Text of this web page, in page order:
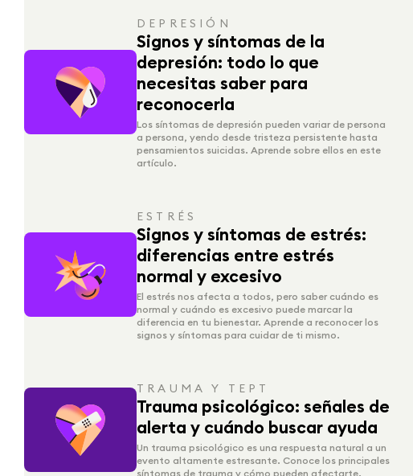
DEPRESIÓN
Signos y síntomas de la
depresión: todo lo que
necesitas saber para
reconocerla
Los síntomas de depresión pueden variar de persona
a persona, yendo desde tristeza persistente hasta
pensamientos suicidas. Aprende sobre ellos en este
artículo.
ESTRÉS
Signos y síntomas de estrés:
diferencias entre estrés
normal y excesivo
El estrés nos afecta a todos, pero saber cuándo es
normal y cuándo es excesivo puede marcar la
diferencia en tu bienestar. Aprende a reconocer los
signos y síntomas para cuidar de ti mismo.
TRAUMA Y TEPT
Trauma psicológico: señales de
alerta y cuándo buscar ayuda
Un trauma psicológico es una respuesta natural a un
evento altamente estresante. Conoce los principales
síntomas de trauma y cómo pueden afectarte.